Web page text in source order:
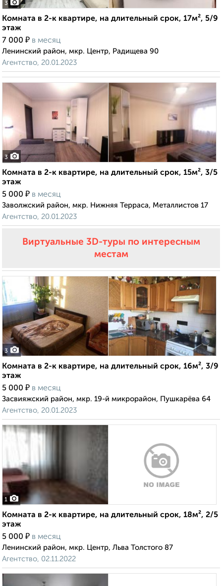
3
Комната в 2-к квартире, на длительный срок, 17м², 5/9
этаж
7 000 ₽ в месяц
Ленинский район, мкр. Центр, Радищева 90
Агентство, 20.01.2023
3
Комната в 2-к квартире, на длительный срок, 15м², 3/5
этаж
5 000 ₽ в месяц
Заволжский район, мкр. Нижняя Терраса, Металлистов 17
Агентство, 20.01.2023
Виртуальные 3D-туры по интересным
местам
3
Комната в 2-к квартире, на длительный срок, 16м², 3/9
этаж
5 000 ₽ в месяц
Засвияжский район, мкр. 19-й микрорайон, Пушкарёва 64
Агентство, 20.01.2023
1
Комната в 2-к квартире, на длительный срок, 18м², 2/5
этаж
5 000 ₽ в месяц
Ленинский район, мкр. Центр, Льва Толстого 87
Агентство, 02.11.2022